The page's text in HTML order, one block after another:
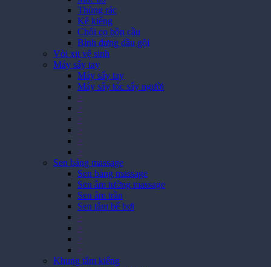
Thùng rác
Kệ kiếng
Chổi cọ bồn cầu
Bình đựng dầu gội
Vòi xịt vệ sinh
Máy sấy tay
Máy sấy tay
Máy sấy tóc sấy người
>
>
>
>
>
>
Sen bảng massage
Sen bảng massage
Sen âm tường massage
Sen âm trần
Sen tắm bể bơi
>
>
>
>
Khung tắm kiếng